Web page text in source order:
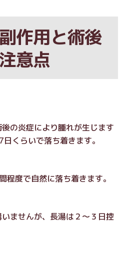
作用と術後
意点
の炎症により腫れが生じます
くらいで落ち着きます。
程度で自然に落ち着きます。
ませんが、長湯は２～３日控